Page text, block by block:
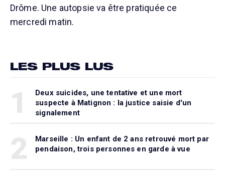
Drôme. Une autopsie va être pratiquée ce
mercredi matin.
LES PLUS LUS
Deux suicides, une tentative et une mort
suspecte à Matignon : la justice saisie d'un
signalement
Marseille : Un enfant de 2 ans retrouvé mort par
pendaison, trois personnes en garde à vue